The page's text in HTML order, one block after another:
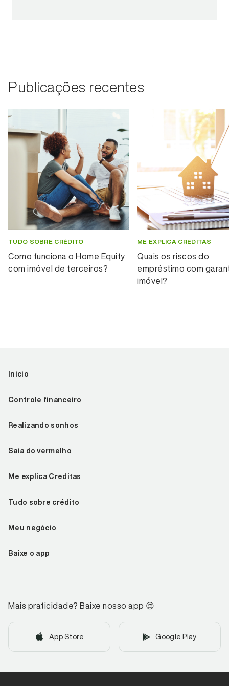
Publicações recentes
TUDO SOBRE CRÉDITO
Como funciona o Home Equity
com imóvel de terceiros?
ME EXPLICA CREDITAS
Quais os riscos do
empréstimo com
imóvel?
Início
Controle financeiro
Realizando sonhos
Saia do vermelho
Me explica Creditas
Tudo sobre crédito
Meu negócio
Baixe o app
Mais praticidade? Baixe nosso app 😌
App Store Google Play